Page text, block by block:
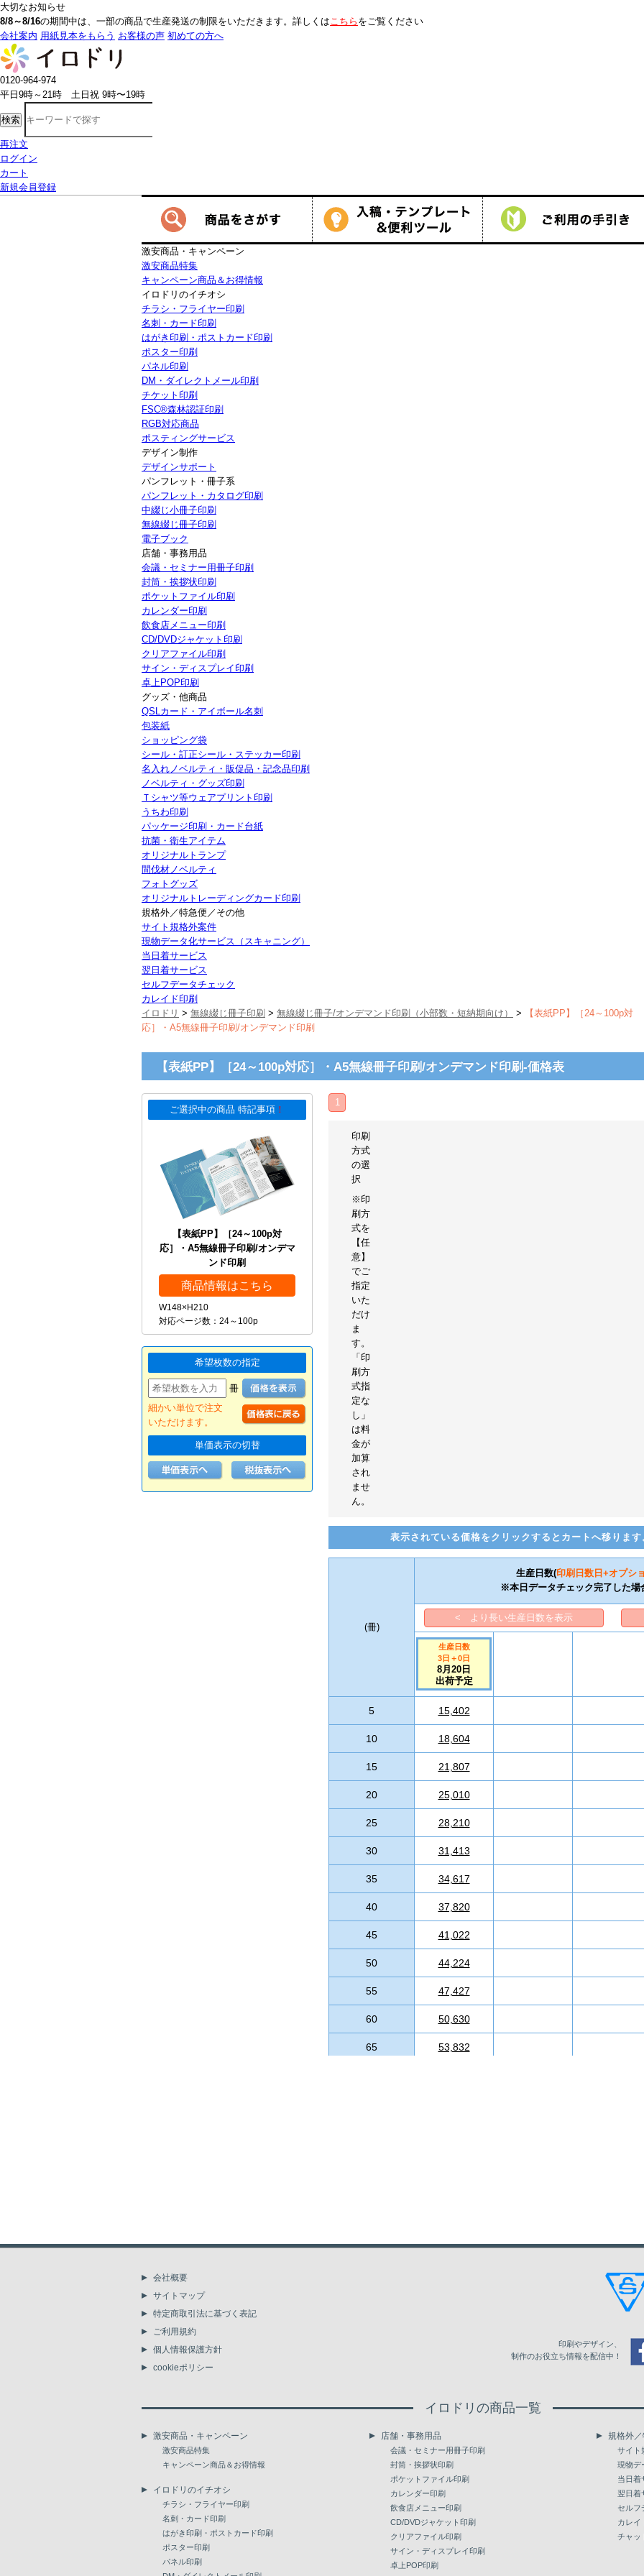
大切なお知らせ
8/8～8/16の期間中は、一部の商品で生産発送の制限をいただきます。詳しくはこちら をご覧ください
会社案内 用紙見本をもらう お客様の声 初めての方へ
0120-964-974
平日9時～21時 土日祝 9時〜19時
検索
再注文
ログイン
カート
新規会員登録
激安商品・キャンペーン
激安商品特集
キャンペーン商品＆お得情報
イロドリのイチオシ
チラシ・フライヤー印刷
名刺・カード印刷
はがき印刷・ポストカード印刷
ポスター印刷
パネル印刷
DM・ダイレクトメール印刷
チケット印刷
FSC®森林認証印刷
RGB対応商品
ポスティングサービス
デザイン制作
デザインサポート
パンフレット・冊子系
パンフレット・カタログ印刷
中綴じ小冊子印刷
無線綴じ冊子印刷
電子ブック
店舗・事務用品
会議・セミナー用冊子印刷
封筒・挨拶状印刷
ポケットファイル印刷
カレンダー印刷
飲食店メニュー印刷
CD/DVDジャケット印刷
クリアファイル印刷
サイン・ディスプレイ印刷
卓上POP印刷
グッズ・他商品
QSLカード・アイボール名刺
包装紙
ショッピング袋
シール・訂正シール・ステッカー印刷
名入れノベルティ・販促品・記念品印刷
ノベルティ・グッズ印刷
Ｔシャツ等ウェアプリント印刷
うちわ印刷
パッケージ印刷・カード台紙
抗菌・衛生アイテム
オリジナルトランプ
間伐材ノベルティ
フォトグッズ
オリジナルトレーディングカード印刷
規格外／特急便／その他
サイト規格外案件
現物データ化サービス（スキャニング）
当日着サービス
翌日着サービス
セルフデータチェック
カレイド印刷
イロドリ > 無線綴じ冊子印刷 > 無線綴じ冊子/オンデマンド印刷（小部数・短納期向け） >
【表紙PP】［24～100p対
応］・A5無線冊子印刷/オンデマンド印刷
【表紙PP】［24～100p対応］・A5無線冊子印刷/オンデマンド印刷-価格表
ご選択中の商品 特記事項 ！
【表紙PP】［24～100p対
応］・A5無線冊子印刷/オンデマ
ンド印刷
商品情報はこちら
W148×H210
対応ページ数：24～100p
希望枚数の指定
冊
細かい単位で注文
いただけます。
単価表示の切替
1
印刷
方式
の選
択
※印
刷方
式を
【任
意】
でご
指定
いた
だけ
ま
す。
「印
刷方
式指
定な
し」
は料
金が
加算
され
ませ
ん。
表示されている価格をクリックするとカートへ移ります
(冊)
生産日数(印刷日数 日+オプシ
※本日データチェック完了した場
< より長い生産日数を表示
生産日数
3日 ＋0日
8月20日
出荷予定
5 15,402
10 18,604
15 21,807
20 25,010
25 28,210
30 31,413
35 34,617
40 37,820
45 41,022
50 44,224
55 47,427
60 50,630
65 53,832
100 76,250
130 95,404
135 98,260
101,117
103,975
106,830
109,688
会社概要
サイトマップ
特定商取引法に基づく表記
ご利用規約
個人情報保護方針
cookieポリシー
印刷やデザイン、
制作のお役立ち情報を配信中！
イロドリの商品一覧
激安商品・キャンペーン
激安商品特集
キャンペーン商品＆お得情報
イロドリのイチオシ
チラシ・フライヤー印刷
名刺・カード印刷
はがき印刷・ポストカード印刷
ポスター印刷
パネル印刷
店舗・事務用品
会議・セミナー用冊子印刷
封筒・挨拶状印刷
ポケットファイル印刷
カレンダー印刷
飲食店メニュー印刷
CD/DVDジャケット印刷
クリアファイル印刷
サイン・ディスプレイ印刷
卓上POP印刷
規格外
サイト
現物デ
当日着
翌日着
セルフ
カレイ
チャッ